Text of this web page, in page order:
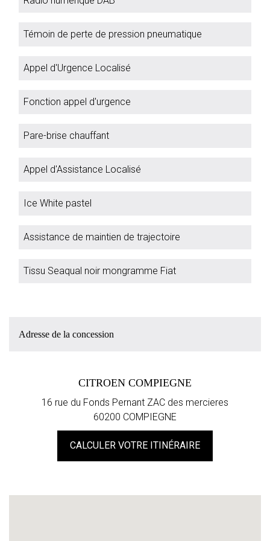
Témoin de perte de pression pneumatique
Appel d'Urgence Localisé
Fonction appel d'urgence
Pare-brise chauffant
Appel d'Assistance Localisé
Ice White pastel
Assistance de maintien de trajectoire
Tissu Seaqual noir mongramme Fiat
Adresse de la concession
CITROEN COMPIEGNE
16 rue du Fonds Pernant ZAC des mercieres
60200 COMPIEGNE
CALCULER VOTRE ITINÉRAIRE